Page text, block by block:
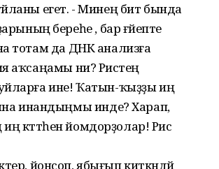
егет. - Минең бит бында
береһе , бар ғәйепте
тотам да ДНК анализға
аҡсаңамы ни? Рәистең
ине! Ҡатын-ҡыҙҙы иң
инандыңмы инде? Харап,
кәттәһен йомдорҙолар! Рәис
йонсоп, ябығып киткәндәй